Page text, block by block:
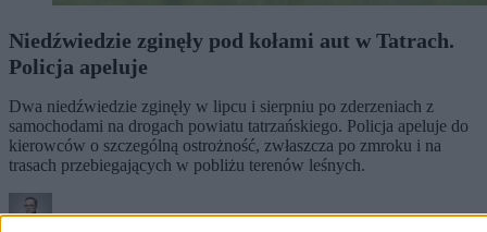
Niedźwiedzie zginęły pod kołami aut w Tatrach.
Policja apeluje
Dwa niedźwiedzie zginęły w lipcu i sierpniu po zderzeniach z
samochodami na drogach powiatu tatrzańskiego. Policja apeluje do
kierowców o szczególną ostrożność, zwłaszcza po zmroku i na
trasach przebiegających w pobliżu terenów leśnych.